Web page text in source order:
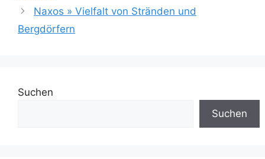
Naxos » Vielfalt von Stränden und
Bergdörfern
Suchen
Suchen